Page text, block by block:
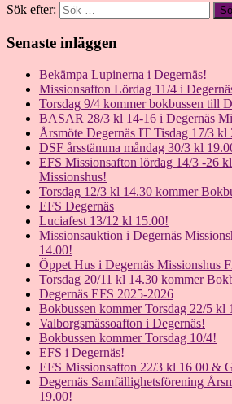
Sök efter:
Senaste inläggen
Bekämpa Lupinerna i Degernäs!
Missionsafton Lördag 11/4 i
Torsdag 9/4 kommer bokbussen till
BASAR 28/3 kl 14-16 i Degernäs
Årsmöte Degernäs IT Tisdag 17/3 kl
DSF årsstämma måndag 30/3 kl
EFS Missionsafton lördag 14/3 -26
Missionshus!
Torsdag 12/3 kl 14.30 kommer
EFS Degernäs
Luciafest 13/12 kl 15.00!
Missionsauktion i Degernäs
14.00!
Öppet Hus i Degernäs Missionshus
Torsdag 20/11 kl 14.30 kommer
Degernäs EFS 2025-2026
Bokbussen kommer Torsdag 22/5 kl
Valborgsmässoafton i Degernäs!
Bokbussen kommer Torsdag 10/4!
EFS i Degernäs!
EFS Missionsafton 22/3 kl 16 00 &
Degernäs Samfällighetsförening
19.00!